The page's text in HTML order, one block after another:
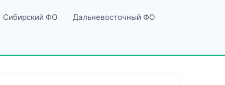
Сибирский ФО Дальневосточный ФО